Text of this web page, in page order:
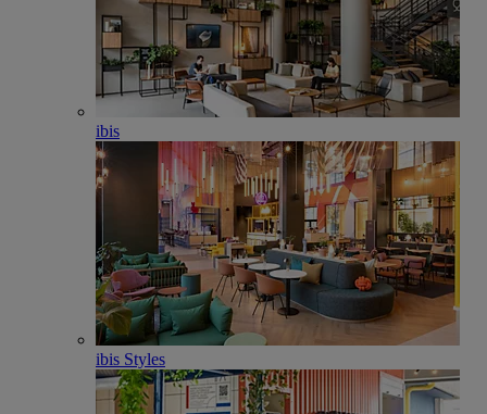
ibis
ibis Styles